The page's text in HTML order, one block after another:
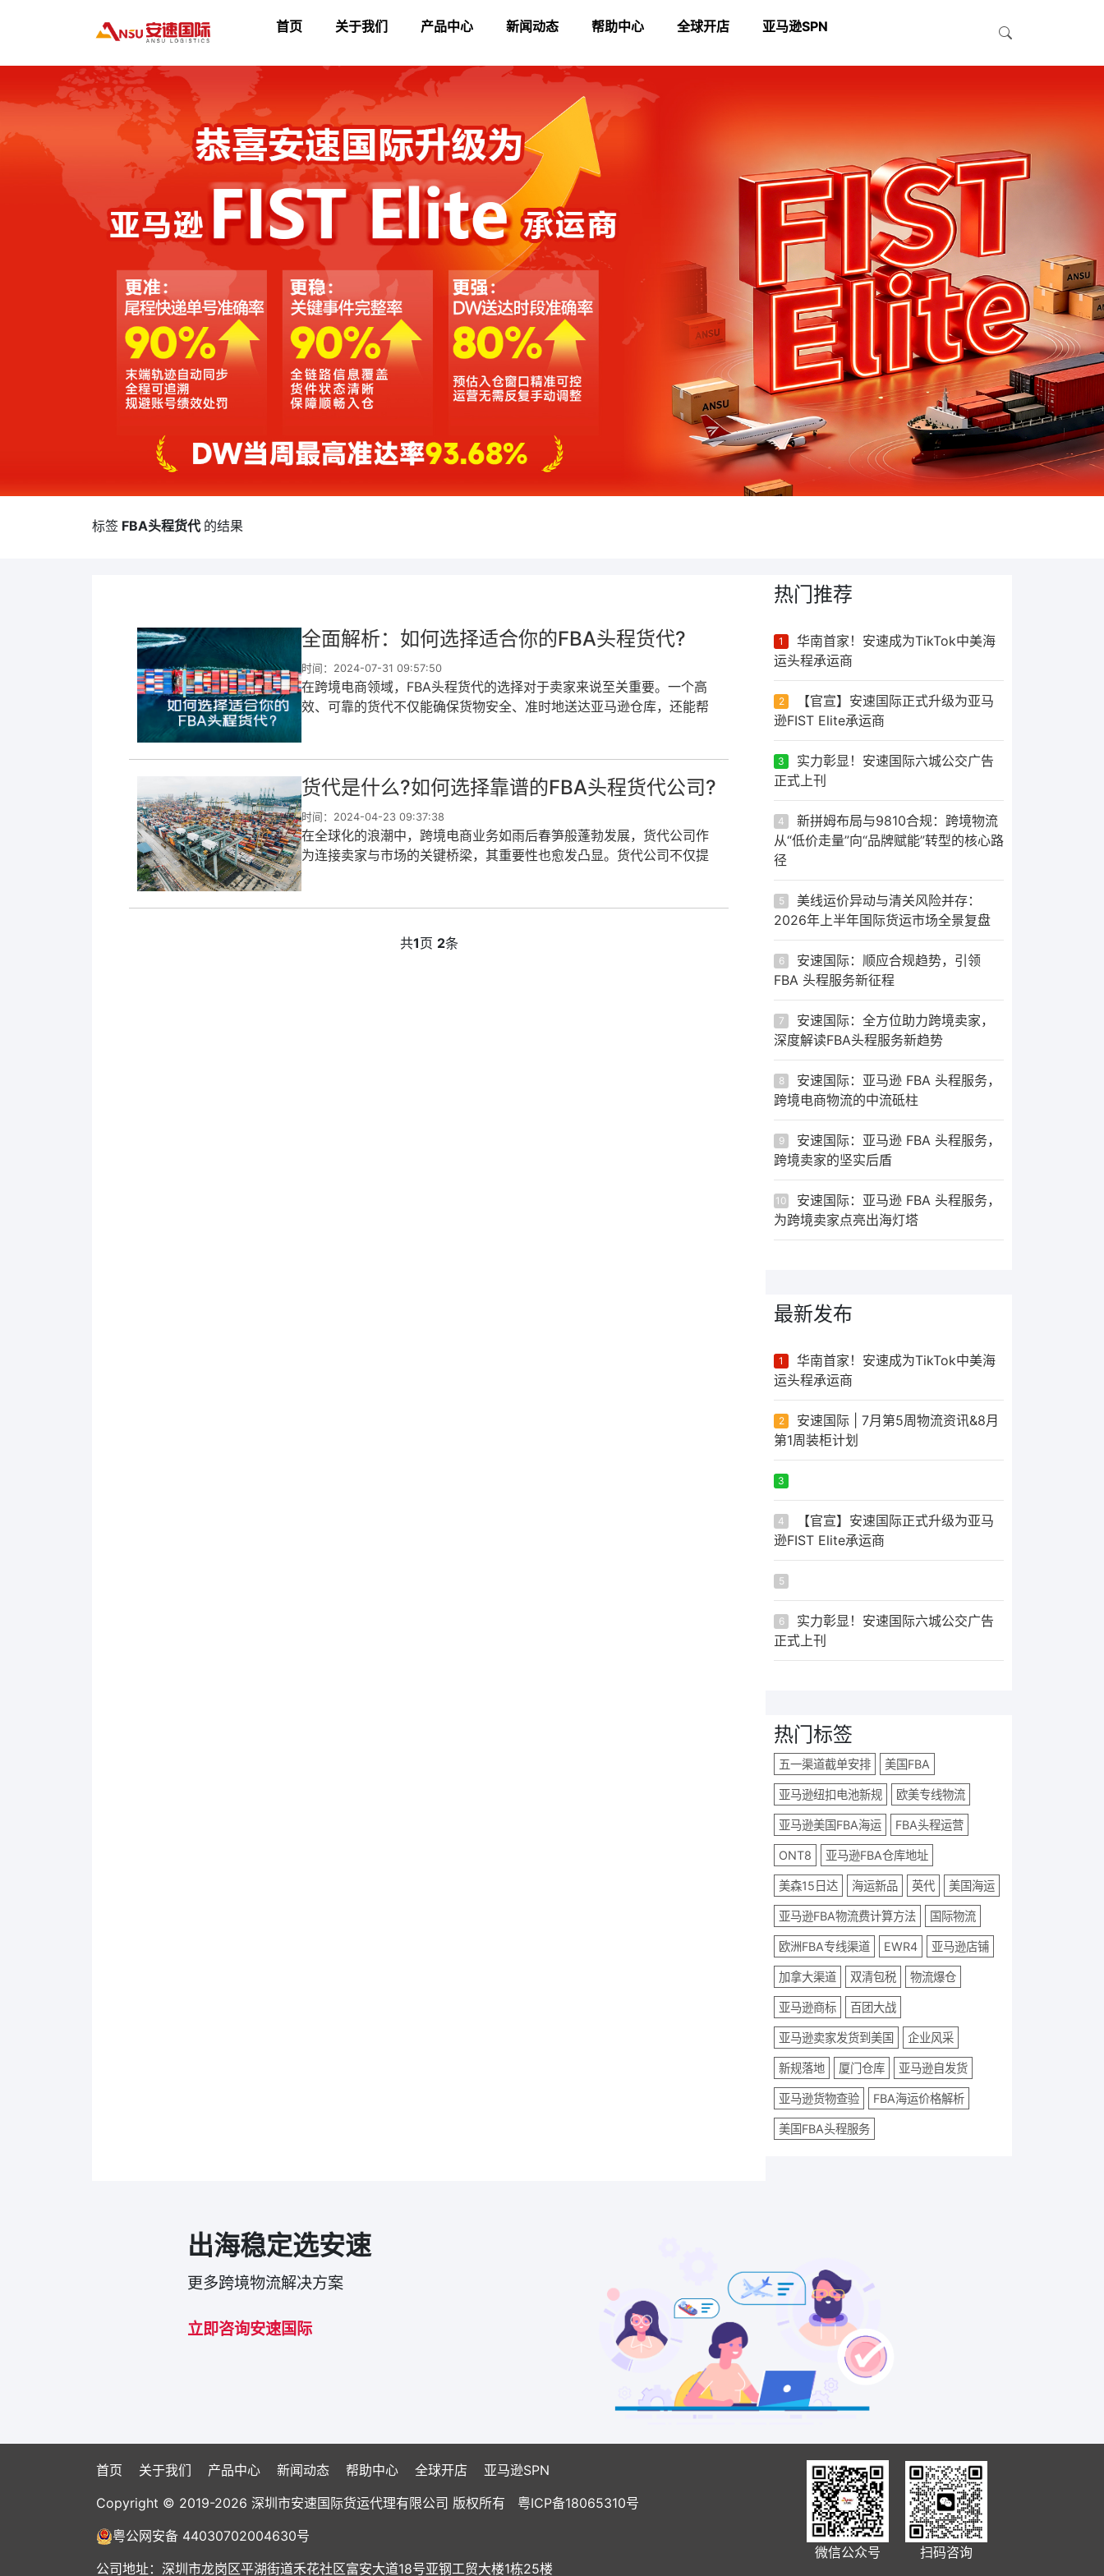
首页 关于我们 产品中心 新闻动态 帮助中心 全球开店 亚马逊SPN
标签 FBA头程货代的结果
全面解析：如何选择适合你的FBA头程货代?
时间：2024-07-31 09:57:50
​在跨境电商领域，FBA头程货代的选择对于卖家来说至关重要。一个高
效、可靠的货代不仅能确保货物安全、准时地送达亚马逊仓库，还能帮
代呢?以下是一些关键考虑因...
货代是什么?如何选择靠谱的FBA头程货代公司?
时间：2024-04-23 09:37:38
在全球化的浪潮中，跨境电商业务如雨后春笋般蓬勃发展，货代公司作
为连接卖家与市场的关键桥梁，其重要性也愈发凸显。货代公司不仅提
供从起始地到目的地的货物运输服务，还在复杂的物流流程中发挥着不
可或缺的作用。特别是在亚马逊等跨境...
共1页 2条
热门推荐
1
华南首家！安速成为TikTok中美海
运头程承运商
2
【官宣】安速国际正式升级为亚马
逊FIST Elite承运商
3
实力彰显！安速国际六城公交广告
正式上刊
4
新拼姆布局与9810合规：跨境物流
从“低价走量”向“品牌赋能”转型的核心路
径
5
美线运价异动与清关风险并存：
2026年上半年国际货运市场全景复盘
6
安速国际：顺应合规趋势，引领
FBA 头程服务新征程
7
安速国际：全方位助力跨境卖家，
深度解读FBA头程服务新趋势
8
安速国际：亚马逊 FBA 头程服务，
跨境电商物流的中流砥柱
9
安速国际：亚马逊 FBA 头程服务，
跨境卖家的坚实后盾
10
安速国际：亚马逊 FBA 头程服务，
为跨境卖家点亮出海灯塔
最新发布
1
华南首家！安速成为TikTok中美海
运头程承运商
2
安速国际 | 7月第5周物流资讯&8月
第1周装柜计划
3
4
【官宣】安速国际正式升级为亚马
逊FIST Elite承运商
5
6
实力彰显！安速国际六城公交广告
正式上刊
热门标签
五一渠道截单安排 美国FBA
亚马逊纽扣电池新规 欧美专线物流
亚马逊美国FBA海运 FBA头程运营
ONT8 亚马逊FBA仓库地址
美森15日达 海运新品 英代 美国海运
亚马逊FBA物流费计算方法 国际物流
欧洲FBA专线渠道 EWR4 亚马逊店铺
加拿大渠道 双清包税 物流爆仓
亚马逊商标 百团大战
亚马逊卖家发货到美国 企业风采
新规落地 厦门仓库 亚马逊自发货
亚马逊货物查验 FBA海运价格解析
美国FBA头程服务
出海稳定选安速
更多跨境物流解决方案
立即咨询安速国际
首页 关于我们 产品中心 新闻动态 帮助中心 全球开店
亚马逊SPN
Copyright © 2019-2026 深圳市安速国际货运代理有限公司 版权所有 粤ICP备18065310号
粤公网安备 44030702004630号
公司地址：深圳市龙岗区平湖街道禾花社区富安大道18号亚钢工贸大楼1栋25楼
微信公众号 扫码咨询